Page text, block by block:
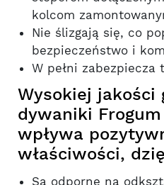
kolcom
Nie ślizgają się, co
bezpieczeństwo i
W pełni zabezpiecza
Wysokiej jakości
dywaniki
wpływa
właściwości,
Są odporne na